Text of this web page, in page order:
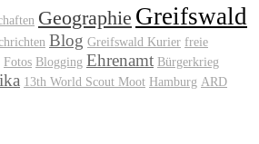
Geographie Greifswald
Blog Greifswald Kurier freie
Fotos Blogging Ehrenamt Bürgerkrieg
13th World Scout Moot Hamburg ARD